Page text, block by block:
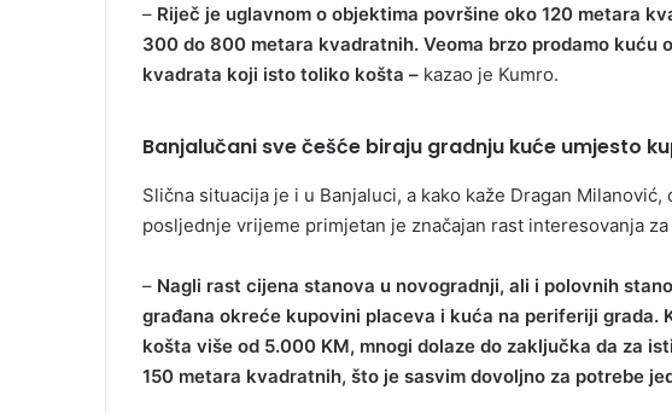
– Riječ je uglavnom o objektima površine oko 120 metara
300 do 800 metara kvadratnih. Veoma brzo prodamo kuću
kvadrata koji isto toliko košta – kazao je Kumro.
Banjalučani sve češće biraju gradnju kuće umjesto
Slična situacija je i u Banjaluci, a kako kaže Dragan Milanović,
posljednje vrijeme primjetan je značajan rast interesovanja
– Nagli rast cijena stanova u novogradnji, ali i polovnih
građana okreće kupovini placeva i kuća na periferiji grada.
košta više od 5.000 KM, mnogi dolaze do zaključka da za
150 metara kvadratnih, što je sasvim dovoljno za potrebe